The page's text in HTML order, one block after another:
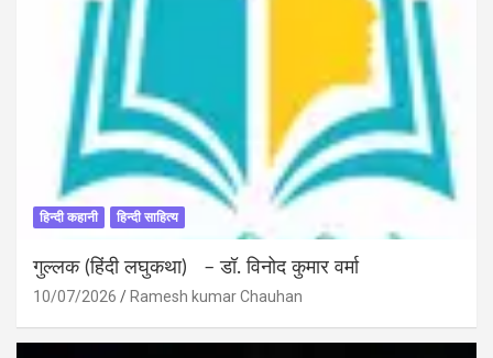
हिन्दी कहानी हिन्दी साहित्य
गुल्लक (हिंदी लघुकथा) – डॉ. विनोद कुमार वर्मा
10/07/2026 Ramesh kumar Chauhan